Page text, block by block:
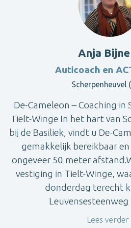
Anja
Auticoach en
Scherpenheuvel
De-Cameleon – Coaching in
Tielt-Winge In het hart van
bij de Basiliek, vindt u De-
gemakkelijk bereikbaar
ongeveer 50 meter
vestiging in Tielt-Winge,
donderdag terecht
Leuvensesteenweg
Lees verder